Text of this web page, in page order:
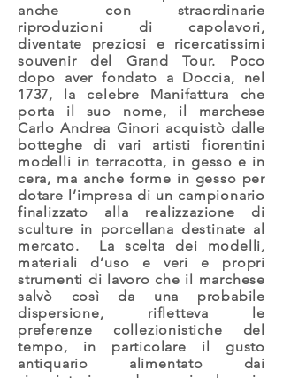
anche con straordinarie
riproduzioni di capolavori,
diventate preziosi e ricercatissimi
souvenir del Grand Tour. Poco
dopo aver fondato a Doccia, nel
1737, la celebre Manifattura che
porta il suo nome, il marchese
Carlo Andrea Ginori acquistò dalle
botteghe di vari artisti fiorentini
modelli in terracotta, in gesso e in
cera, ma anche forme in gesso per
dotare l’impresa di un campionario
finalizzato alla realizzazione di
sculture in porcellana destinate al
mercato. La scelta dei modelli,
materiali d’uso e veri e propri
strumenti di lavoro che il marchese
salvò così da una probabile
dispersione, rifletteva le
preferenze collezionistiche del
tempo, in particolare il gusto
antiquario alimentato dai